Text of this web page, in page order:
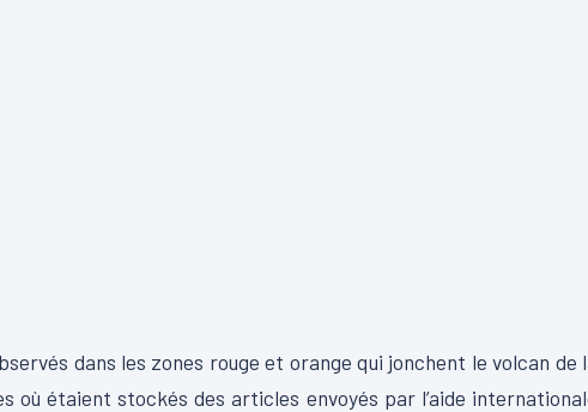
dans les zones rouge et orange qui jonchent le volcan de
où étaient stockés des articles envoyés par l’aide